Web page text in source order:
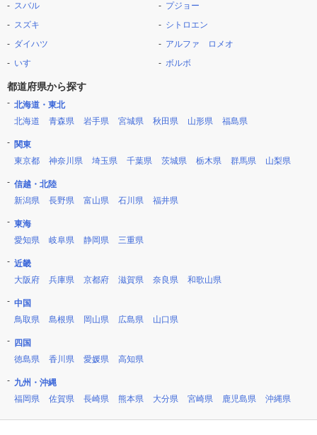
スバル
スズキ
ダイハツ
いすゞ
プジョー
シトロエン
アルファ ロメオ
ボルボ
都道府県から探す
北海道・東北
北海道
青森県 岩手県 宮城県 秋田県 山形県 福島県
関東
東京都
神奈川県 埼玉県 千葉県 茨城県 栃木県 群馬県 山梨県
信越・北陸
新潟県
長野県 富山県 石川県 福井県
東海
愛知県
岐阜県 静岡県 三重県
近畿
大阪府
兵庫県 京都府 滋賀県 奈良県 和歌山県
中国
鳥取県
島根県 岡山県 広島県 山口県
四国
徳島県
香川県 愛媛県 高知県
九州・沖縄
福岡県
佐賀県 長崎県 熊本県 大分県 宮崎県 鹿児島県 沖縄県